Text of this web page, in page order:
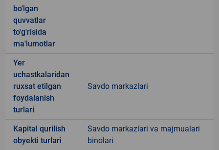
bo'lgan
quvvatlar
to'g'risida
ma'lumotlar
Yer
uchastkalaridan
ruxsat etilgan
foydalanish
turlari
Savdo markazlari
Kapital qurilish
obyekti turlari
Savdo markazlari va majmualari
binolari